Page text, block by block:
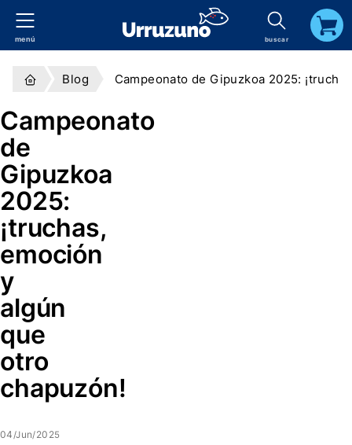
menú buscar
Blog Campeonato de Gipuzkoa 2025:
Campeonato
de
Gipuzkoa
2025:
¡truchas,
emoción
y
algún
que
otro
chapuzón!
04/Jun/2025